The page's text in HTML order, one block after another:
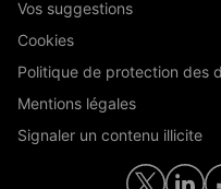
Vos suggestions
Cookies
Politique de protection des
Mentions légales
Signaler un contenu illicite